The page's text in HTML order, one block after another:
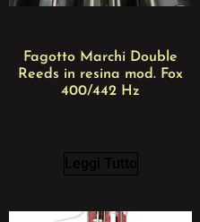
Fagotto Marchi Double
Reeds in resina mod. Fox
400/442 Hz